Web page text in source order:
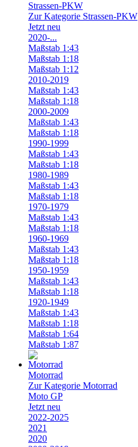
Strassen-PKW
Zur Kategorie Strassen-PKW
Jetzt neu
2020-...
Maßstab 1:43
Maßstab 1:18
Maßstab 1:12
2010-2019
Maßstab 1:43
Maßstab 1:18
2000-2009
Maßstab 1:43
Maßstab 1:18
1990-1999
Maßstab 1:43
Maßstab 1:18
1980-1989
Maßstab 1:43
Maßstab 1:18
1970-1979
Maßstab 1:43
Maßstab 1:18
1960-1969
Maßstab 1:43
Maßstab 1:18
1950-1959
Maßstab 1:43
Maßstab 1:18
1920-1949
Maßstab 1:43
Maßstab 1:18
Maßstab 1:64
Maßstab 1:87
Motorrad
Zur Kategorie Motorrad
Moto GP
Jetzt neu
2022-2025
2021
2020